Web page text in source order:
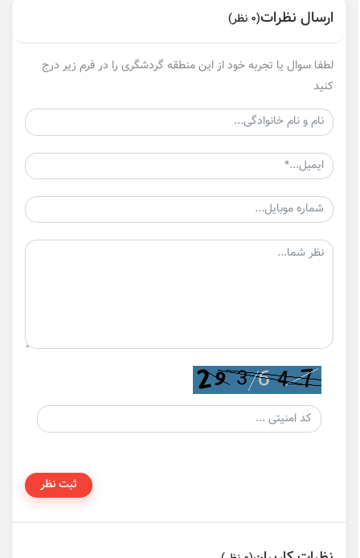
ارسال نظرات(0 نظر)
لطفا سوال یا تجربه خود از این منطقه گردشگری را در فرم زیر درج
کنید
ثبت نظر